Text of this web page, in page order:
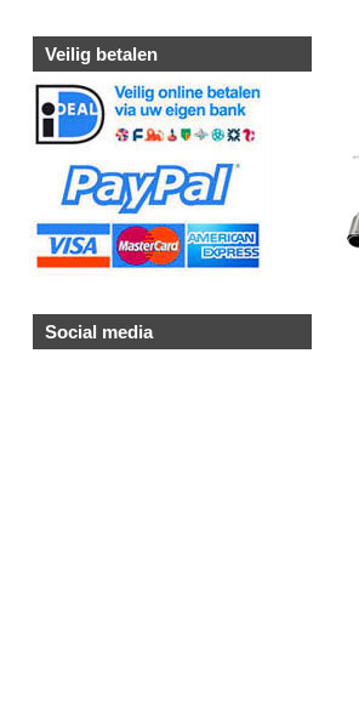
Veilig betalen
Social media